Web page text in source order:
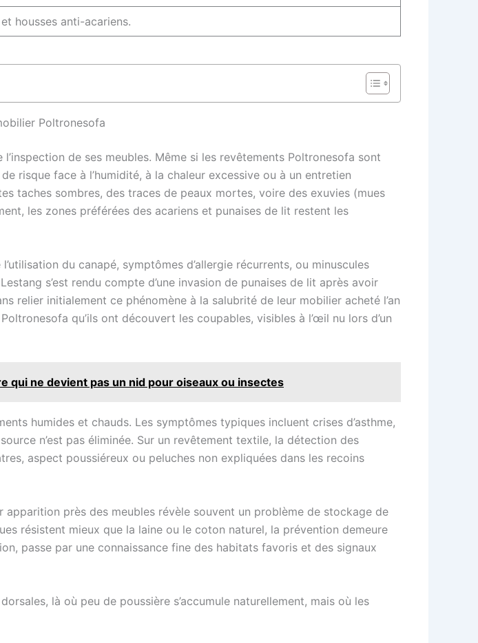
housses anti-acariens.
Poltronesofa
de ses meubles. Même si les revêtements Poltronesofa sont
risque face à l’humidité, à la chaleur excessive ou à un entretien
taches sombres, des traces de peaux mortes, voire des exuvies (mues
les zones préférées des acariens et punaises de lit restent les
du canapé, symptômes d’allergie récurrents, ou minuscules
s’est rendu compte d’une invasion de punaises de lit après avoir
relier initialement ce phénomène à la salubrité de leur mobilier acheté l’an
qu’ils ont découvert les coupables, visibles à l’œil nu lors d’un
ne devient pas un nid pour oiseaux ou insectes
humides et chauds. Les symptômes typiques incluent crises d’asthme,
n’est pas éliminée. Sur un revêtement textile, la détection des
aspect poussiéreux ou peluches non expliquées dans les recoins
près des meubles révèle souvent un problème de stockage de
résistent mieux que la laine ou le coton naturel, la prévention demeure
passe par une connaissance fine des habitats favoris et des signaux
là où peu de poussière s’accumule naturellement, mais où les